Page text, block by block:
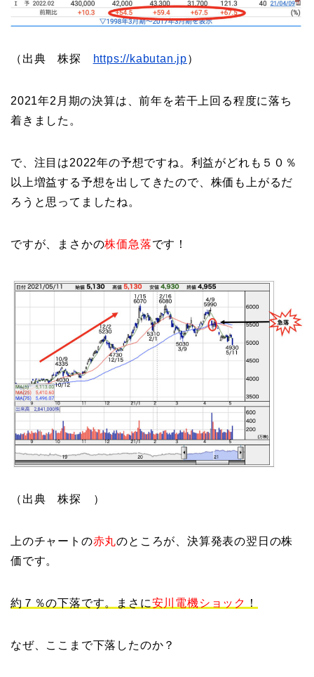
（出典 株探 https://kabutan.jp）
2021年2月期の決算は、前年を若干上回る程度に落ち
着きました。
で、注目は2022年の予想ですね。利益がどれも５０％
以上増益する予想を出してきたので、株価も上がるだ
ろうと思ってましたね。
ですが、まさかの株価急落です！
（出典 株探 ）
上のチャートの赤丸のところが、決算発表の翌日の株
価です。
約７％の下落です。まさに安川電機ショック ！
なぜ、ここまで下落したのか？